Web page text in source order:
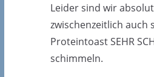
Leider sind wir
zwischenzeitlich auch
Proteintoast SEHR
schimmeln.